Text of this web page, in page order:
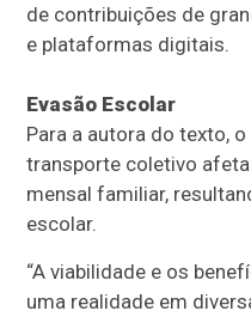
de contribuições de
e plataformas digitais.
Evasão Escolar
Para a autora do texto,
transporte coletivo
mensal familiar,
escolar.
“A viabilidade e os
uma realidade em